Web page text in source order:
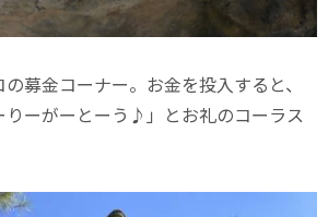
募金コーナー。お金を投入すると、
りーがーとーう♪」とお礼のコーラス